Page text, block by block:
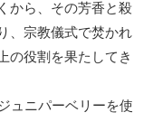
から、その芳香と殺
、宗教儀式で焚かれ
の役割を果たしてき
ュニパーベリーを使